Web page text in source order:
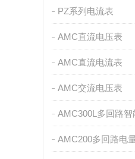
PZ系列电流表
AMC直流电压表
AMC直流电流表
AMC交流电压表